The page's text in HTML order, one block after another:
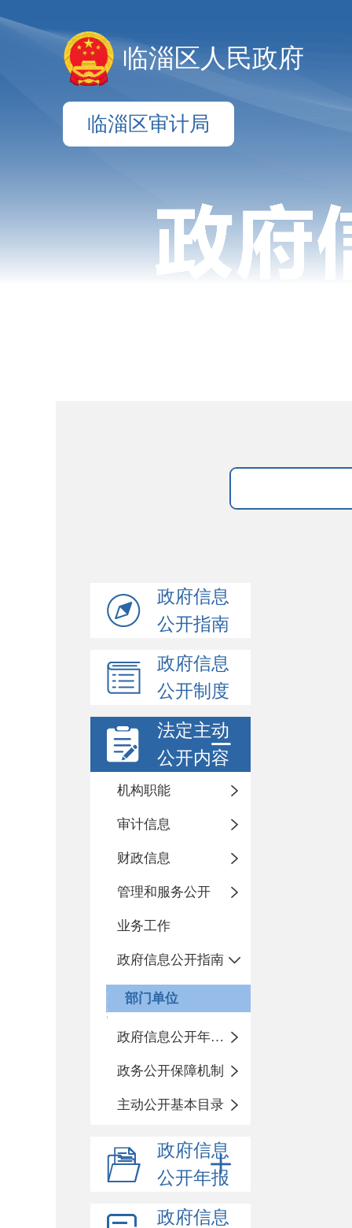
临淄区人民政府
临淄区审计局
政府信息
公开指南
政府信息
公开制度
法定主动
公开内容
机构职能
审计信息
财政信息
管理和服务公开
业务工作
政府信息公开指南
部门单位
政府信息公开年度报告
政务公开保障机制
主动公开基本目录
政府信息
公开年报
政府信息